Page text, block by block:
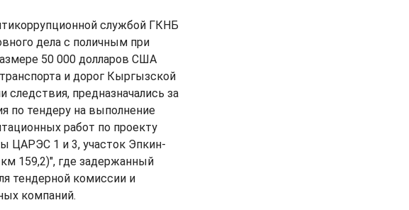
службой ГКНБ
дела с поличным при
50 000 долларов США
и дорог Кыргызской
предназначались за
по тендеру на выполнение
работ по проекту
ЦАРЭС 1 и 3, участок Эпкин-
159,2)", где задержанный
тендерной комиссии и
компаний.